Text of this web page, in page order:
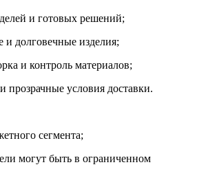
и готовых решений;
долговечные изделия;
и контроль материалов;
прозрачные условия доставки.
сегмента;
могут быть в ограниченном